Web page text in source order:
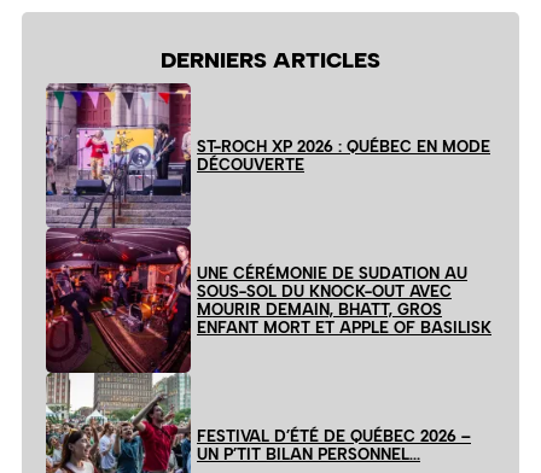
DERNIERS ARTICLES
ST-ROCH XP 2026 : QUÉBEC EN MODE
DÉCOUVERTE
UNE CÉRÉMONIE DE SUDATION AU
SOUS-SOL DU KNOCK-OUT AVEC
MOURIR DEMAIN, BHATT, GROS
ENFANT MORT ET APPLE OF BASILISK
FESTIVAL D’ÉTÉ DE QUÉBEC 2026 –
UN P’TIT BILAN PERSONNEL…